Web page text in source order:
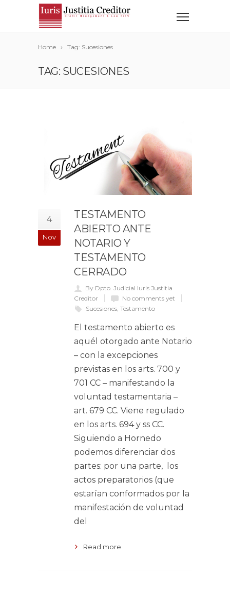
Home Tag: Sucesiones
TAG: SUCESIONES
4
Nov
TESTAMENTO
ABIERTO ANTE
NOTARIO Y
TESTAMENTO
CERRADO
By Dpto. Judicial Iuris Justitia
Creditor
No comments yet
Sucesiones, Testamento
El testamento abierto es
aquél otorgado ante Notario
– con la excepciones
previstas en los arts. 700 y
701 CC – manifestando la
voluntad testamentaria –
art. 679 CC. Viene regulado
en los arts. 694 y ss CC.
Siguiendo a Hornedo
podemos diferenciar dos
partes: por una parte, los
actos preparatorios (que
estarían conformados por la
manifestación de voluntad
del
Read more